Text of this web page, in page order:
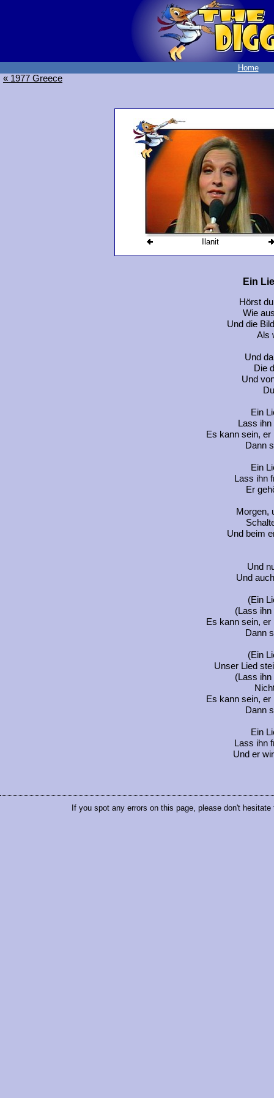
Home
« 1977 Greece
Ilanit
Ein
Hörst
Wie
Und die
Als
Und
Die
Und
Ein
Lass
Es kann sein,
Dann
Ein
Lass ihn
Er
Morgen,
Und beim
Und
Und
(Ein
(Lass ihn
Es kann sein,
Dann
(Ein
Unser Lied
(Lass ihn
Es kann sein,
Dann
Ein
Lass ihn
Und er
If you spot any errors on this page, please don't